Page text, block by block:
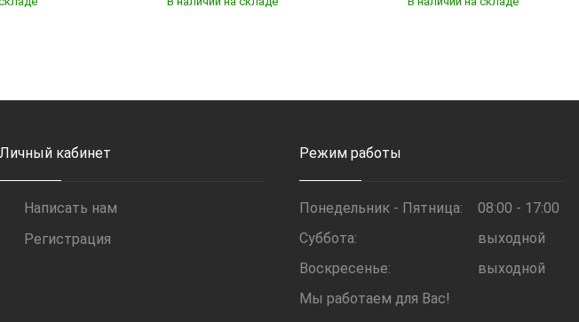
Личный кабинет
Написать нам
Регистрация
Режим работы
Понедельник - Пятница:
08:00 - 17:00
Суббота:
выходной
Воскресенье:
выходной
Мы работаем для Вас!